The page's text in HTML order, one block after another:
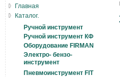
Главная
Каталог.
Ручной инструмент
Ручной инструмент КФ
Оборудование FIRMAN
Электро- бензо-
инструмент
Пневмоинструмент FIT